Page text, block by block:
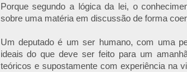
Porque segundo a lógica da lei, o
sobre uma matéria em discussão de forma
Um deputado é um ser humano, com uma
ideais do que deve ser feito para um
teóricos e supostamente com experiência na